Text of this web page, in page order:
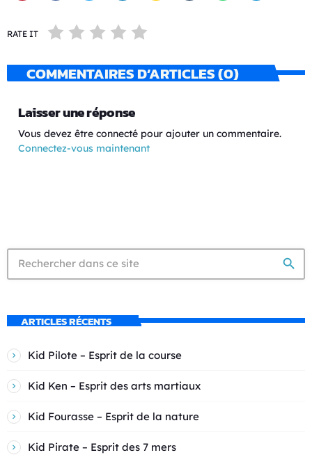
RATE IT
COMMENTAIRES D’ARTICLES (0)
Laisser une réponse
Vous devez être connecté pour ajouter un commentaire.
Connectez-vous maintenant
search
ARTICLES RÉCENTS
Kid Pilote – Esprit de la course
Kid Ken – Esprit des arts martiaux
Kid Fourasse – Esprit de la nature
Kid Pirate – Esprit des 7 mers